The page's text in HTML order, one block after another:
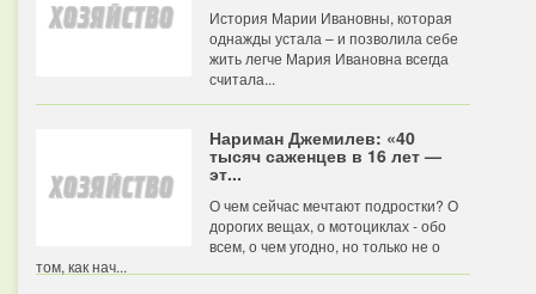
История Марии Ивановны, которая
однажды устала – и позволила себе
жить легче Мария Ивановна всегда
считала...
Нариман Джемилев: «40
тысяч саженцев в 16 лет —
эт...
О чем сейчас мечтают подростки? О
дорогих вещах, о мотоциклах - обо
всем, о чем угодно, но только не о
том, как нач...